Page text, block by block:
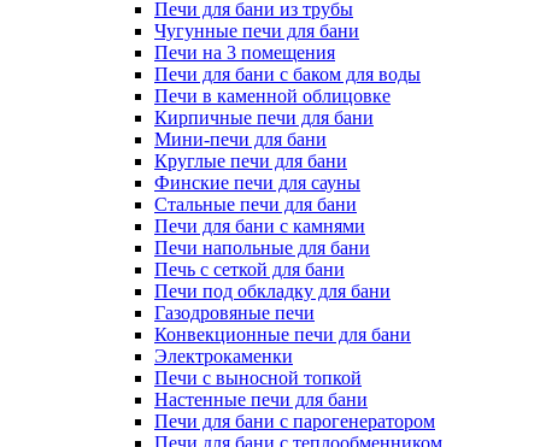
Печи для бани из трубы
Чугунные печи для бани
Печи на 3 помещения
Печи для бани с баком для воды
Печи в каменной облицовке
Кирпичные печи для бани
Мини-печи для бани
Круглые печи для бани
Финские печи для сауны
Стальные печи для бани
Печи для бани с камнями
Печи напольные для бани
Печь с сеткой для бани
Печи под обкладку для бани
Газодровяные печи
Конвекционные печи для бани
Электрокаменки
Печи с выносной топкой
Настенные печи для бани
Печи для бани с парогенератором
Печи для бани с теплообменником